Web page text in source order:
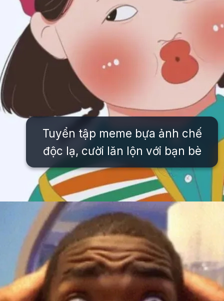
Tuyển tập meme bựa ảnh chế
độc lạ, cười lăn lộn với bạn bè
Đang mởhttps://issiloo.edu.vn/avatar-meme